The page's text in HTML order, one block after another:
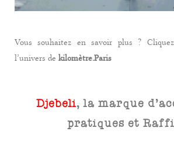
Vous souhaitez en savoir plus ?
l’univers de kilomètre.Paris
Djebeli, la marque
pratiques et